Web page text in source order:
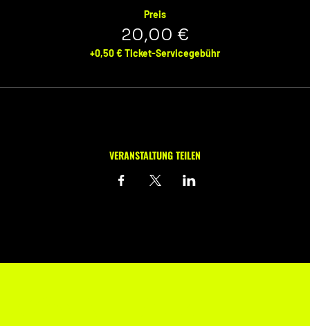
Preis
20,00 €
+0,50 € Ticket-Servicegebühr
VERANSTALTUNG TEILEN